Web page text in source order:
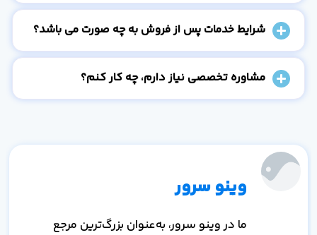
شرایط خدمات پس از فروش به چه صورت می باشد؟
مشاوره تخصصی نیاز دارم، چه کار کنم؟
وینو سرور
ما در وینو سرور، به‌عنوان بزرگ‌ترین مرجع